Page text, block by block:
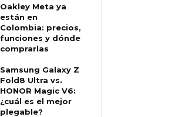
Oakley Meta ya
están en
Colombia: precios,
funciones y dónde
comprarlas
Samsung Galaxy Z
Fold8 Ultra vs.
HONOR Magic V6:
¿cuál es el mejor
plegable?